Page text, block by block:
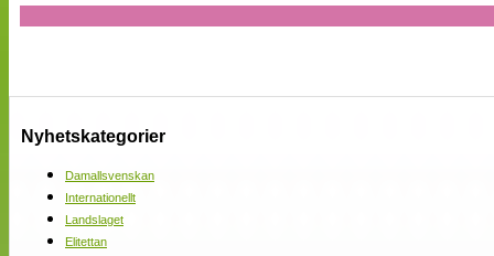
Nyhetskategorier
Damallsvenskan
Internationellt
Landslaget
Elitettan